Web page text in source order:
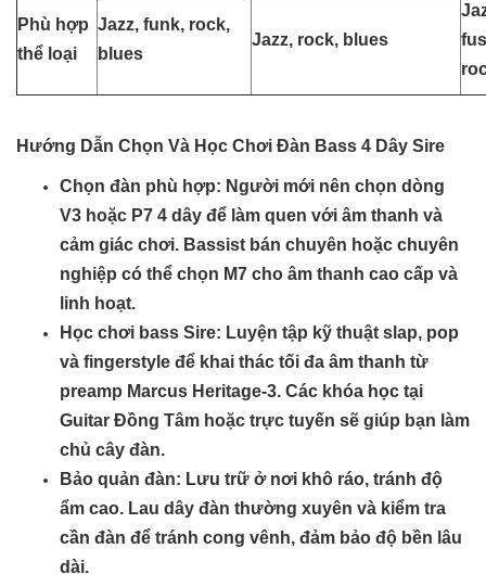
Phù hợp
thể loại
Jazz, funk, rock,
blues
Jazz, rock, blues
Hướng Dẫn Chọn Và Học Chơi Đàn Bass 4 Dây Sire
Chọn đàn phù hợp: Người mới nên chọn dòng
V3 hoặc P7 4 dây để làm quen với âm thanh và
cảm giác chơi. Bassist bán chuyên hoặc chuyên
nghiệp có thể chọn M7 cho âm thanh cao cấp và
linh hoạt.
Học chơi bass Sire: Luyện tập kỹ thuật slap, pop
và fingerstyle để khai thác tối đa âm thanh từ
preamp Marcus Heritage-3. Các khóa học tại
Guitar Đồng Tâm hoặc trực tuyến sẽ giúp bạn làm
chủ cây đàn.
Bảo quản đàn: Lưu trữ ở nơi khô ráo, tránh độ
ẩm cao. Lau dây đàn thường xuyên và kiểm tra
cần đàn để tránh cong vênh, đảm bảo độ bền lâu
dài.